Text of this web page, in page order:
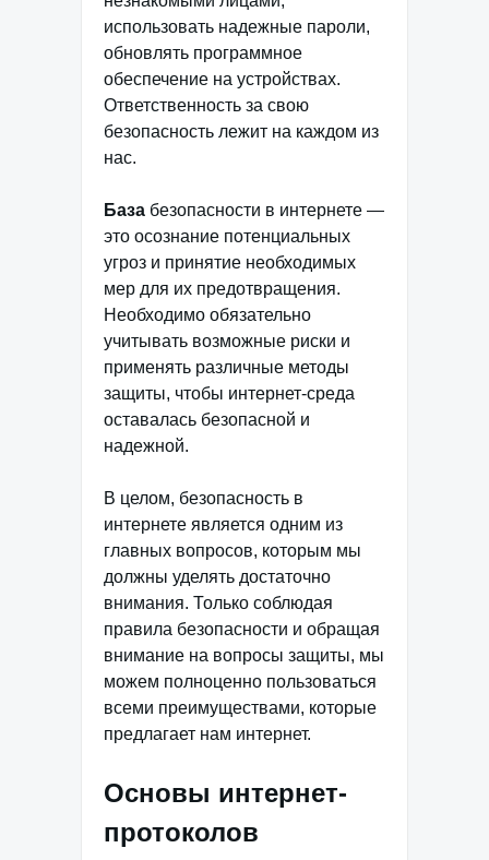
использовать надежные пароли,
обновлять программное
обеспечение на устройствах.
Ответственность за свою
безопасность лежит на каждом из
нас.
База безопасности в интернете —
это осознание потенциальных
угроз и принятие необходимых
мер для их предотвращения.
Необходимо обязательно
учитывать возможные риски и
применять различные методы
защиты, чтобы интернет-среда
оставалась безопасной и
надежной.
В целом, безопасность в
интернете является одним из
главных вопросов, которым мы
должны уделять достаточно
внимания. Только соблюдая
правила безопасности и обращая
внимание на вопросы защиты, мы
можем полноценно пользоваться
всеми преимуществами, которые
предлагает нам интернет.
Основы интернет-
протоколов